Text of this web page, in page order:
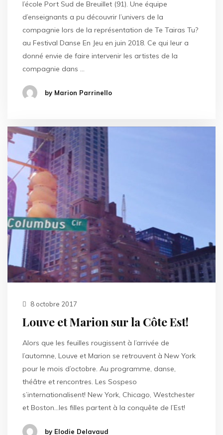
l’école Port Sud de Breuillet (91). Une équipe
d’enseignants a pu découvrir l’univers de la
compagnie lors de la représentation de Te Tairas Tu?
au Festival Danse En Jeu en juin 2018. Ce qui leur a
donné envie de faire intervenir les artistes de la
compagnie dans …
by Marion Parrinello
8 octobre 2017
Louve et Marion sur la Côte Est!
Alors que les feuilles rougissent à l’arrivée de
l’automne, Louve et Marion se retrouvent à New York
pour le mois d’octobre. Au programme, danse,
théâtre et rencontres. Les Sospeso
s’internationalisent! New York, Chicago, Westchester
et Boston…les filles partent à la conquête de l’Est!
by Elodie Delavaud